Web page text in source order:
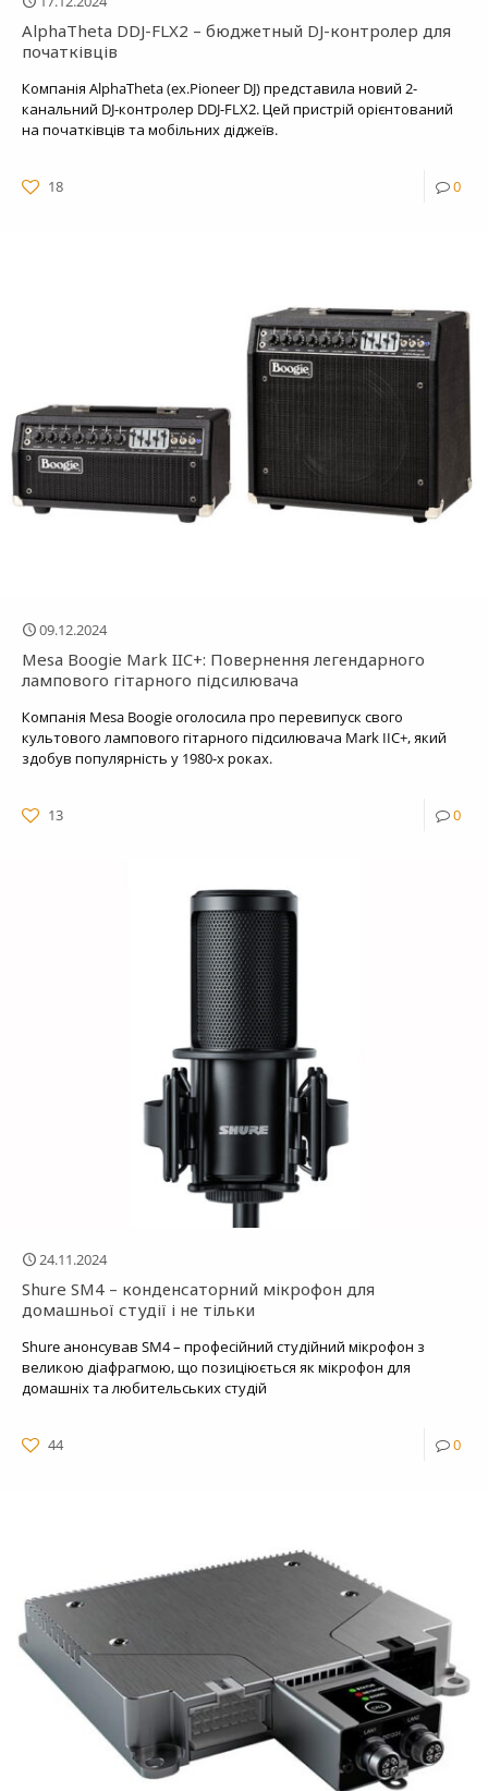
AlphaTheta DDJ-FLX2 – бюджетный DJ-контролер для
початківців
Компанія AlphaTheta (ex.Pioneer DJ) представила новий 2-
канальний DJ-контролер DDJ-FLX2. Цей пристрій орієнтований
на початківців та мобільних діджеїв.
18 0
09.12.2024
Mesa Boogie Mark IIC+: Повернення легендарного
лампового гітарного підсилювача
Компанія Mesa Boogie оголосила про перевипуск свого
культового лампового гітарного підсилювача Mark IIC+, який
здобув популярність у 1980-х роках.
13 0
24.11.2024
Shure SM4 – конденсаторний мікрофон для
домашньої студії і не тільки
Shure анонсував SM4 – професійний студійний мікрофон з
великою діафрагмою, що позиціюється як мікрофон для
домашніх та любительських студій
44 0